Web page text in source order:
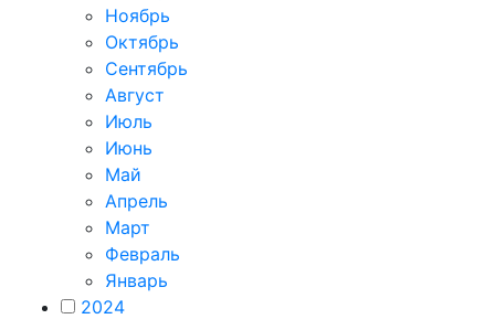
Ноябрь
Октябрь
Сентябрь
Август
Июль
Июнь
Май
Апрель
Март
Февраль
Январь
2024